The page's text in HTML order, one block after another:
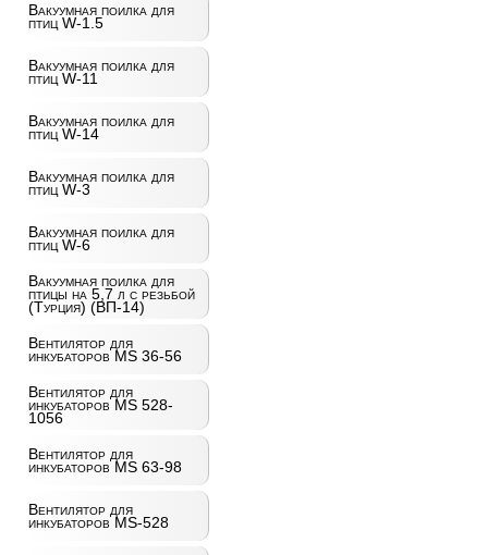
Вакуумная поилка для
птиц W-1.5
Вакуумная поилка для
птиц W-11
Вакуумная поилка для
птиц W-14
Вакуумная поилка для
птиц W-3
Вакуумная поилка для
птиц W-6
Вакуумная поилка для
птицы на 5,7 л с резьбой
(Турция) (ВП-14)
Вентилятор для
инкубаторов MS 36-56
Вентилятор для
инкубаторов MS 528-
1056
Вентилятор для
инкубаторов MS 63-98
Вентилятор для
инкубаторов MS-528